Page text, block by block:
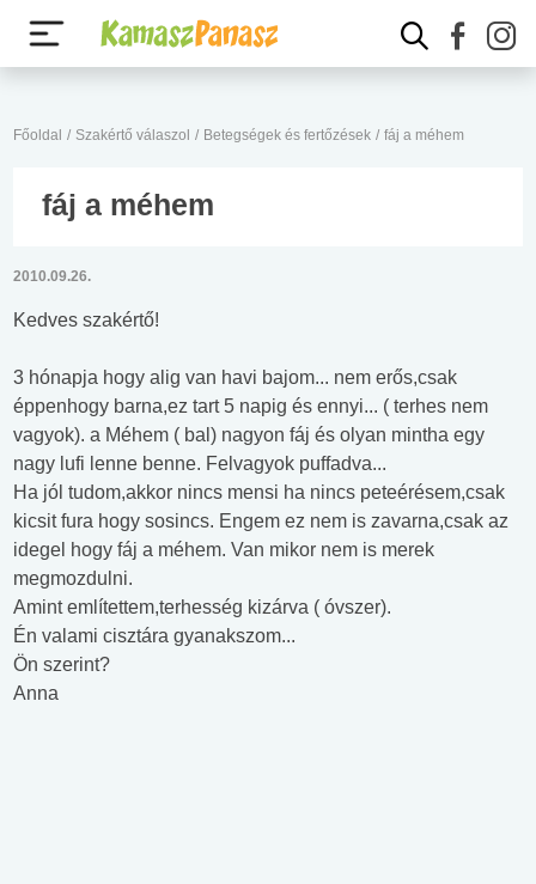
Főoldal / Szakértő válaszol / Betegségek és fertőzések / fáj a méhem
fáj a méhem
2010.09.26.
Kedves szakértő!
3 hónapja hogy alig van havi bajom... nem erős,csak
éppenhogy barna,ez tart 5 napig és ennyi... ( terhes nem
vagyok). a Méhem ( bal) nagyon fáj és olyan mintha egy
nagy lufi lenne benne. Felvagyok puffadva...
Ha jól tudom,akkor nincs mensi ha nincs peteérésem,csak
kicsit fura hogy sosincs. Engem ez nem is zavarna,csak az
idegel hogy fáj a méhem. Van mikor nem is merek
megmozdulni.
Amint említettem,terhesség kizárva ( óvszer).
Én valami cisztára gyanakszom...
Ön szerint?
Anna